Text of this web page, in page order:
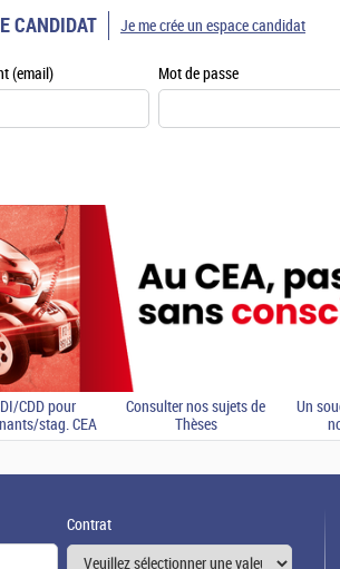
CANDIDAT
(email) Mot de passe
Je me crée un espace candidat
CDD pour
stag. CEA
Consulter nos sujets de
Thèses
Un
Contrat